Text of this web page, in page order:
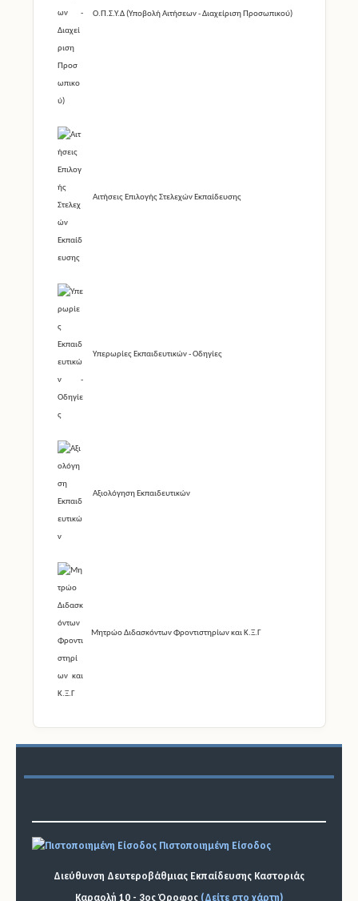
Ο.Π.Σ.Υ.Δ (Υποβολή Αιτήσεων - Διαχείριση Προσωπικού)
Αιτήσεις Επιλογής Στελεχών Εκπαίδευσης
Υπερωρίες Εκπαιδευτικών - Οδηγίες
Αξιολόγηση Εκπαιδευτικών
Μητρώο Διδασκόντων Φροντιστηρίων και Κ.Ξ.Γ
Πιστοποιημένη Είσοδος
Διεύθυνση Δευτεροβάθμιας Εκπαίδευσης Καστοριάς
Καραολή 10 - 3ος Όροφος (Δείτε στο χάρτη)